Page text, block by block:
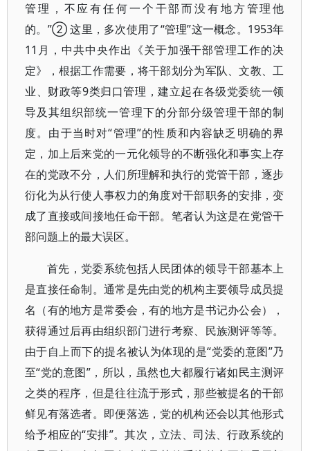
管理，不应有任何一个干部而没有地方管理他
的。”② 这里，多次使用了“管理”这一概念。1953年
11月，中共中央作出《关于加强干部管理工作的决
定》，根据工作需要，将干部划分为军队、文教、工
业、财政等9类归口管理，建立起在各级党委统一领
导及其组织部统一管理下的分部分级管理干部的制
度。由于当时对“管理”的性质和内容缺乏明确的界
定，加上后来党的一元化领导的不断强化和事实上存
在的党政不分，人们所理解和执行的党管干部，逐步
衍化为从行使人事权力的角度对干部职务的安排，变
成了直接或间接地任命干部。笔者认为这是在党管干
部问题上的最大误区。
首先，党委系统包括人民团体的领导干部基本上
是直接任命制。通常是先由党的机构主要领导成员提
名（有的地方是常委会，有的地方是书记办公会），
获得通过后再由组织部门进行考察、民族测评等等。
由于自上而下的提名被认为体现的是“党委的意图”乃
至“党的意图”，所以，虽然也大都履行诸如民主测评
之类的程序，但是往往流于形式，那些被提名的干部
鲜见有落选者。即便落选，党的机构还会以其他形式
给予相应的“安排”。其次，立法、司法、行政系统的